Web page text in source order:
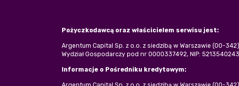
Pożyczkodawcą oraz właścicielem serwisu jest:
Argentum Capital Sp. z o.o. z siedzibą w Warszawie (00-
Wydział Gospodarczy pod nr 0000337492, NIP:
Informacje o Pośredniku kredytowym: